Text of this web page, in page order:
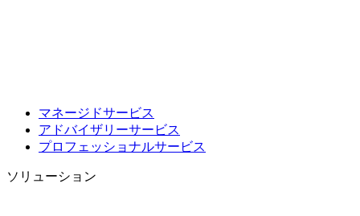
マネージドサービス
アドバイザリーサービス
プロフェッショナルサービス
ソリューション